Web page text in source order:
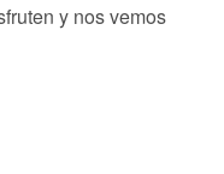
y nos vemos